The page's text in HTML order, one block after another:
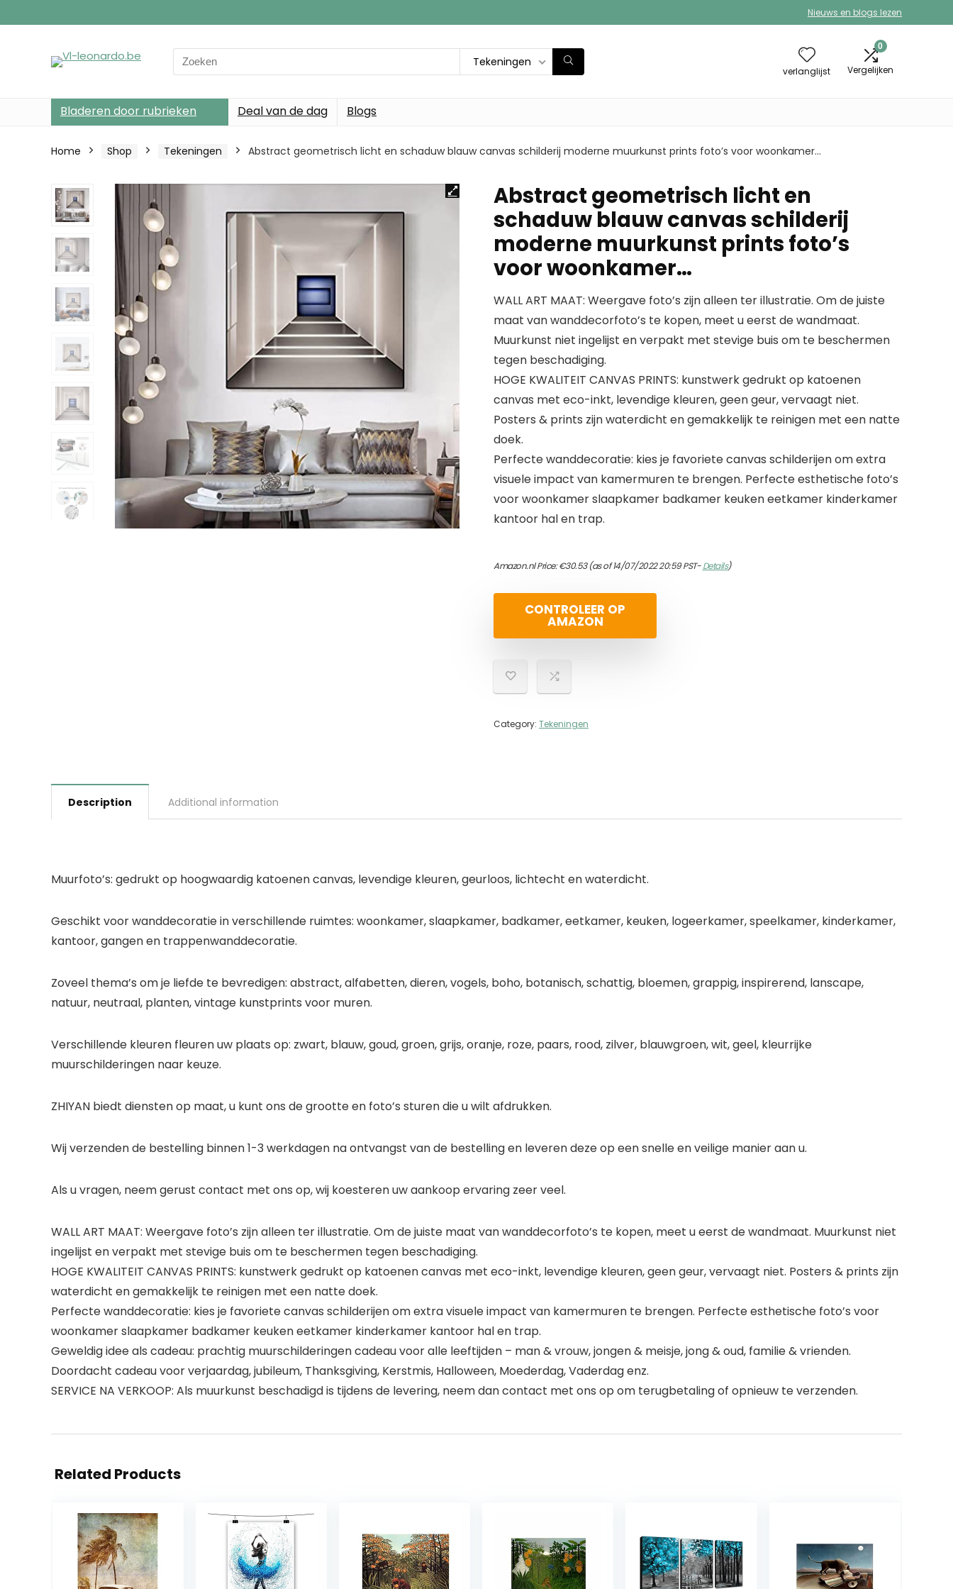
Nieuws en blogs lezen
Search
for:
Tekeningen
verlanglijst
0
Vergelijken
Bladeren door rubrieken Deal van de dag Blogs
Home Shop Tekeningen Abstract geometrisch licht en schaduw blauw canvas schilderij moderne muurkunst prints foto’s voor woonkamer…
Abstract geometrisch licht en
schaduw blauw canvas schilderij
moderne muurkunst prints foto’s
voor woonkamer…
WALL ART MAAT: Weergave foto’s zijn alleen ter illustratie. Om de juiste
maat van wanddecorfoto’s te kopen, meet u eerst de wandmaat.
Muurkunst niet ingelijst en verpakt met stevige buis om te beschermen
tegen beschadiging.
HOGE KWALITEIT CANVAS PRINTS: kunstwerk gedrukt op katoenen
canvas met eco-inkt, levendige kleuren, geen geur, vervaagt niet.
Posters & prints zijn waterdicht en gemakkelijk te reinigen met een natte
doek.
Perfecte wanddecoratie: kies je favoriete canvas schilderijen om extra
visuele impact van kamermuren te brengen. Perfecte esthetische foto’s
voor woonkamer slaapkamer badkamer keuken eetkamer kinderkamer
kantoor hal en trap.
Amazon.nl Price:€30.53(as of 14/07/2022 20:59 PST-Details)
CONTROLEER OP
AMAZON
Category: Tekeningen
Description Additional information
Muurfoto’s: gedrukt op hoogwaardig katoenen canvas, levendige kleuren, geurloos, lichtecht en waterdicht.
Geschikt voor wanddecoratie in verschillende ruimtes: woonkamer, slaapkamer, badkamer, eetkamer, keuken, logeerkamer, speelkamer, kinderkamer,
kantoor, gangen en trappenwanddecoratie.
Zoveel thema’s om je liefde te bevredigen: abstract, alfabetten, dieren, vogels, boho, botanisch, schattig, bloemen, grappig, inspirerend, lanscape,
natuur, neutraal, planten, vintage kunstprints voor muren.
Verschillende kleuren fleuren uw plaats op: zwart, blauw, goud, groen, grijs, oranje, roze, paars, rood, zilver, blauwgroen, wit, geel, kleurrijke
muurschilderingen naar keuze.
ZHIYAN biedt diensten op maat, u kunt ons de grootte en foto’s sturen die u wilt afdrukken.
Wij verzenden de bestelling binnen 1-3 werkdagen na ontvangst van de bestelling en leveren deze op een snelle en veilige manier aan u.
Als u vragen, neem gerust contact met ons op, wij koesteren uw aankoop ervaring zeer veel.
WALL ART MAAT: Weergave foto’s zijn alleen ter illustratie. Om de juiste maat van wanddecorfoto’s te kopen, meet u eerst de wandmaat. Muurkunst niet
ingelijst en verpakt met stevige buis om te beschermen tegen beschadiging.
HOGE KWALITEIT CANVAS PRINTS: kunstwerk gedrukt op katoenen canvas met eco-inkt, levendige kleuren, geen geur, vervaagt niet. Posters & prints zijn
waterdicht en gemakkelijk te reinigen met een natte doek.
Perfecte wanddecoratie: kies je favoriete canvas schilderijen om extra visuele impact van kamermuren te brengen. Perfecte esthetische foto’s voor
woonkamer slaapkamer badkamer keuken eetkamer kinderkamer kantoor hal en trap.
Geweldig idee als cadeau: prachtig muurschilderingen cadeau voor alle leeftijden – man & vrouw, jongen & meisje, jong & oud, familie & vrienden.
Doordacht cadeau voor verjaardag, jubileum, Thanksgiving, Kerstmis, Halloween, Moederdag, Vaderdag enz.
SERVICE NA VERKOOP: Als muurkunst beschadigd is tijdens de levering, neem dan contact met ons op om terugbetaling of opnieuw te verzenden.
Related Products